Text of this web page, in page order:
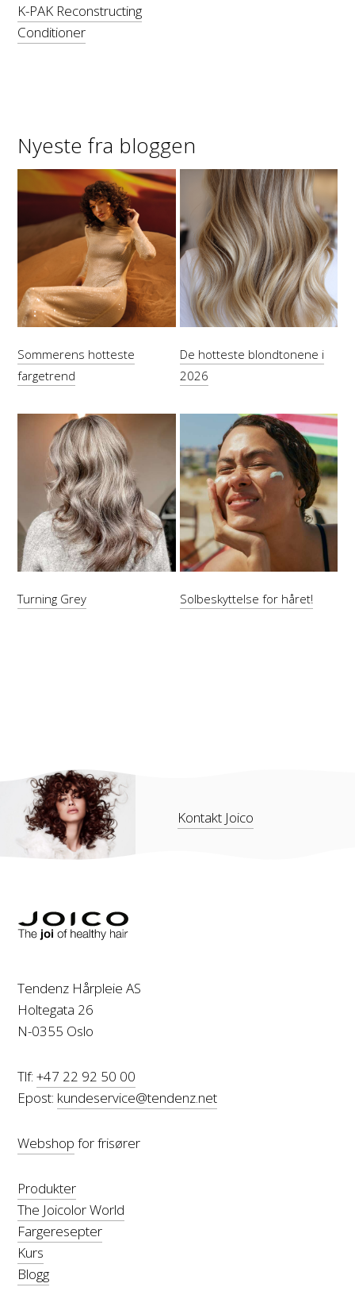
K-PAK Reconstructing
Conditioner
Nyeste fra bloggen
Sommerens hotteste
fargetrend
De hotteste blondtonene i
2026
Turning Grey Solbeskyttelse for håret!
Kontakt Joico
Tendenz Hårpleie AS
Holtegata 26
N-0355 Oslo
Tlf:+47 22 92 50 00
Epost: kundeservice@tendenz.net
Webshop for frisører
Produkter
The Joicolor World
Fargeresepter
Kurs
Blogg